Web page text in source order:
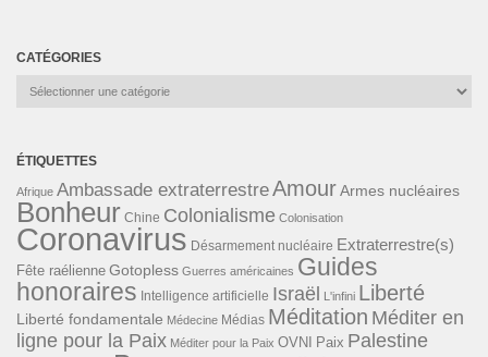
CATÉGORIES
Catégories
ÉTIQUETTES
Afrique Ambassade extraterrestreAmourArmes nucléaires
Bonheur Chine Colonialisme Colonisation
Coronavirus Désarmement nucléaire Extraterrestre(s)
Fête raélienne Gotopless Guerres américaines Guides
honoraires Intelligence artificielle Israël L'infini Liberté
Liberté fondamentale Médecine Médias Méditation Méditer en
ligne pour la Paix Méditer pour la Paix OVNI Paix Palestine